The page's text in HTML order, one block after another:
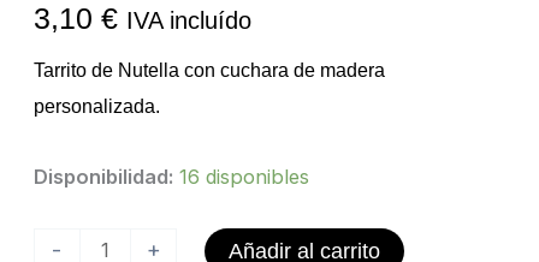
3,10 € IVA incluído
Tarrito de Nutella con cuchara de madera
personalizada.
Disponibilidad: 16 disponibles
-
Nutella
Personalizada
+ Añadir al carrito